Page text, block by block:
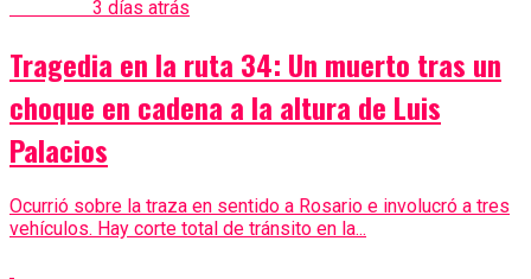
3 días atrás
Tragedia en la ruta 34: Un muerto tras un
choque en cadena a la altura de Luis
Palacios
Ocurrió sobre la traza en sentido a Rosario e involucró a tres
vehículos. Hay corte total de tránsito en la...